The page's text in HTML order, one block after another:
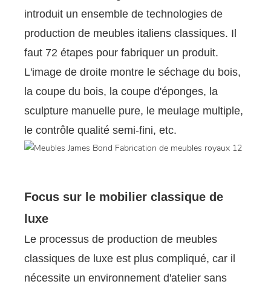
introduit un ensemble de technologies de
production de meubles italiens classiques. Il
faut 72 étapes pour fabriquer un produit.
L'image de droite montre le séchage du bois,
la coupe du bois, la coupe d'éponges, la
sculpture manuelle pure, le meulage multiple,
le contrôle qualité semi-fini, etc.
Focus sur le mobilier classique de
luxe
Le processus de production de meubles
classiques de luxe est plus compliqué, car il
nécessite un environnement d'atelier sans